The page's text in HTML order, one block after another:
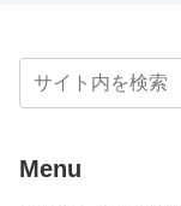
Menu